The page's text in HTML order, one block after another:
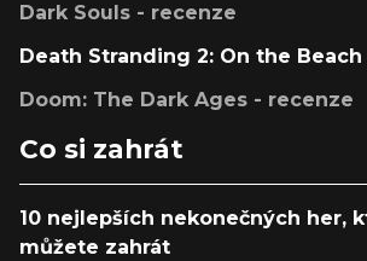
Dark Souls - recenze
Death Stranding 2: On the
Doom: The Dark Ages - recenze
Co si zahrát
10 nejlepších nekonečných her,
můžete zahrát